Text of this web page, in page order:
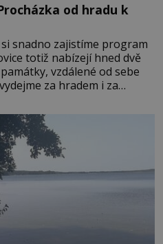
od hradu k
snadno zajistíme program
totiž nabízejí hned dvě
vzdálené od sebe
za hradem i za
vrchoviny vznikla někdy
kronikáři zaznamenali